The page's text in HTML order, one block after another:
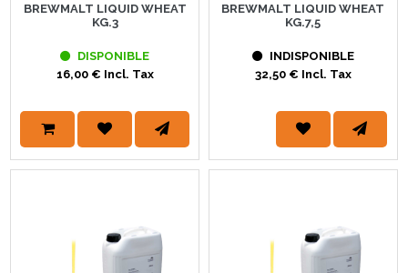
BREWMALT LIQUID WHEAT
KG.3
DISPONIBLE
16,00 € Incl. Tax
BREWMALT LIQUID WHEAT
KG.7,5
INDISPONIBLE
32,50 € Incl. Tax